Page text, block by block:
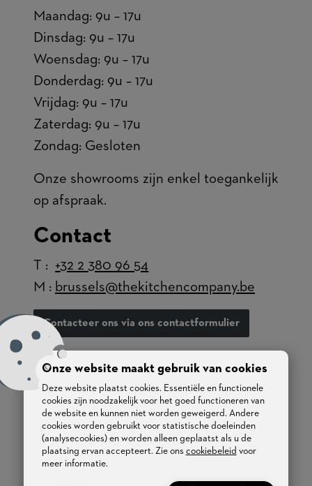
Maandag: 9u – 17u
Dinsdag: 9u – 17u
Woensdag: 9u – 17u
Donderdag: 9u – 17u
Vrijdag: 9u – 17u
Zaterdag: 9u – 17u
Zondag: Gesloten
Onze showrooms zijn enkel toegankelijk
op afspraak.
Contact
T : +32 2 380 96 54
M : brussels@thekitchencompany.be
Contacteer ons via ons contactformulier
Bent u op zoek naar een
keukenontwerperof eenspecialist in
het maken van maatkasten in België in
de vastgoedpromotiesector? Onze
interieurarchitecten in onze showroom
Onze website maakt gebruik van cookies
Deze website plaatst cookies. Essentiële en functionele
cookies zijn noodzakelijk voor het goed functioneren van
de website en kunnen niet worden geweigerd. Andere
cookies worden gebruikt voor statistische doeleinden
(analysecookies) en worden alleen geplaatst als u de
plaatsing ervan accepteert. Zie ons cookiebeleid voor
meer informatie.